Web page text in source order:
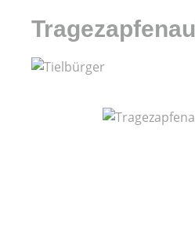
Bildergalerie überspringen